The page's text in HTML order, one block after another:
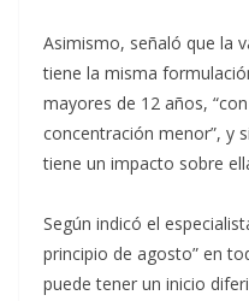
Asimismo, señaló que la
tiene la misma
mayores de 12 años,
concentración menor”, y
tiene un impacto sobre
Según indicó el
principio de agosto” en
puede tener un inicio